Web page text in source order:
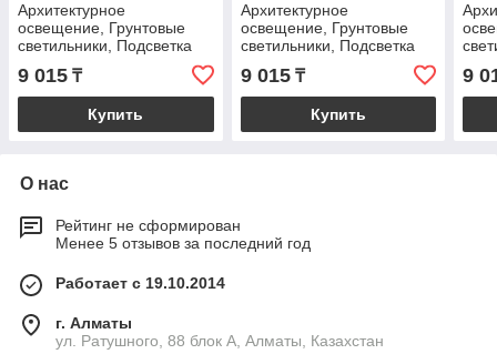
Архитектурное
освещение, Грунтовые
светильники, Подсветка
фонтанов
9 015 ₸
Купить
Архитектурное
освещение, Грунтовые
светильники, Подсветка
фонтанов
9 015₸
Купить
9
О нас
Рейтинг не сформирован
Менее 5 отзывов за последний год
Работает с 19.10.2014
г. Алматы
ул. Ратушного, 88 блок A, Алматы, Казахстан